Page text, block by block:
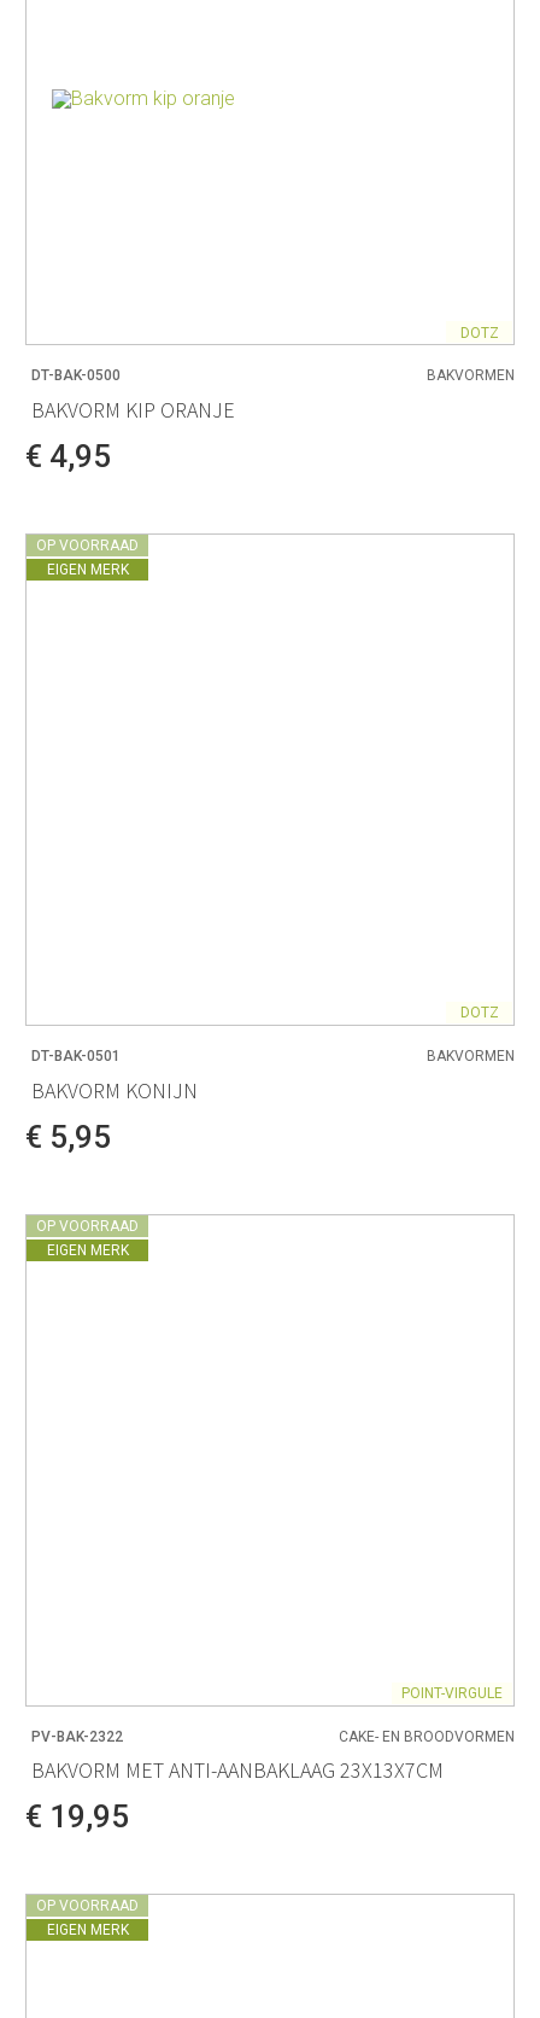
DOTZ
DT-BAK-0500 BAKVORMEN
BAKVORM KIP ORANJE
€ 4,95
OP VOORRAAD
EIGEN MERK
DOTZ
DT-BAK-0501 BAKVORMEN
BAKVORM KONIJN
€ 5,95
OP VOORRAAD
EIGEN MERK
POINT-VIRGULE
PV-BAK-2322 CAKE- EN BROODVORMEN
BAKVORM MET ANTI-AANBAKLAAG 23X13X7CM
€ 19,95
OP VOORRAAD
EIGEN MERK